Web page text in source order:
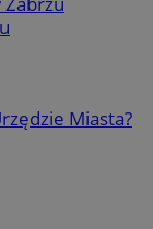
Miasta?